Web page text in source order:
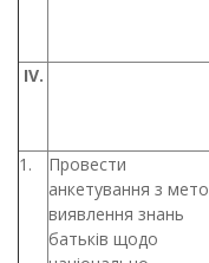
ІV.
1.
Провести
анкетування з
виявлення знань
батьків щодо